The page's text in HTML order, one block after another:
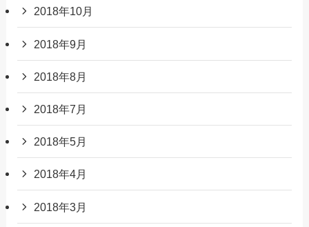
2018年10月
2018年9月
2018年8月
2018年7月
2018年5月
2018年4月
2018年3月